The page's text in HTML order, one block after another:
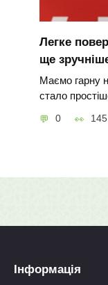
Легке
ще
Маємо гарну
стало
0 145
Інформація